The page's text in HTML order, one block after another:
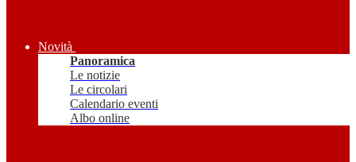
Novità
Panoramica
Le notizie
Le circolari
Calendario eventi
Albo online